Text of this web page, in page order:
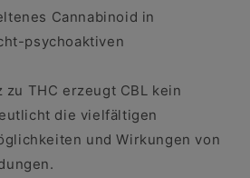
Cannabinoid in
psychoaktiven
zu THC erzeugt CBL kein
die vielfältigen
und Wirkungen von